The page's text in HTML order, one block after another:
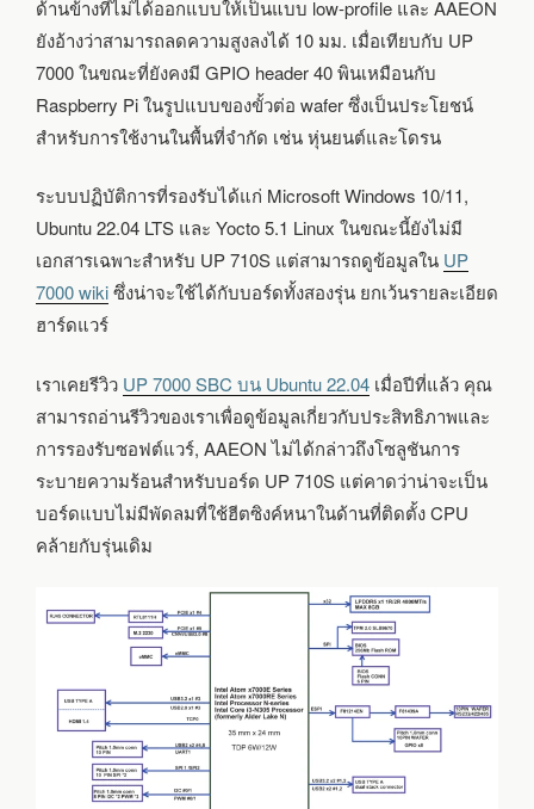
ด้านข้างที่ไม่ได้ออกแบบให้เป็นแบบ low-profile และ AAEON
ยังอ้างว่าสามารถลดความสูงลงได้ 10 มม. เมื่อเทียบกับ UP
7000 ในขณะที่ยังคงมี GPIO header 40 พินเหมือนกับ
Raspberry Pi ในรูปแบบของขั้วต่อ wafer ซึ่งเป็นประโยชน์
สำหรับการใช้งานในพื้นที่จำกัด เช่น หุ่นยนต์และโดรน
ระบบปฏิบัติการที่รองรับได้แก่ Microsoft Windows 10/11,
Ubuntu 22.04 LTS และ Yocto 5.1 Linux ในขณะนี้ยังไม่มี
เอกสารเฉพาะสำหรับ UP 710S แต่สามารถดูข้อมูลใน UP
7000 wikiซึ่งน่าจะใช้ได้กับบอร์ดทั้งสองรุ่น ยกเว้นรายละเอียด
ฮาร์ดแวร์
เราเคยรีวิว UP 7000 SBC บน Ubuntu 22.04 เมื่อปีที่แล้ว คุณ
สามารถอ่านรีวิวของเราเพื่อดูข้อมูลเกี่ยวกับประสิทธิภาพและ
การรองรับซอฟต์แวร์, AAEON ไม่ได้กล่าวถึงโซลูชันการ
ระบายความร้อนสำหรับบอร์ด UP 710S แต่คาดว่าน่าจะเป็น
บอร์ดแบบไม่มีพัดลมที่ใช้ฮีตซิงค์หนาในด้านที่ติดตั้ง CPU
คล้ายกับรุ่นเดิม